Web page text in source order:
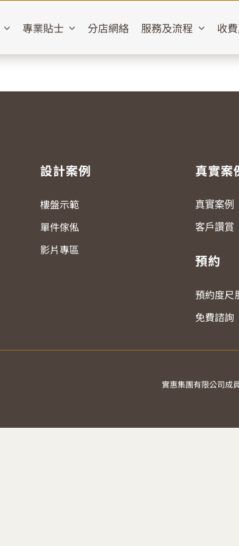
專業貼士 分店網絡 服務及流程 收
設計案例
樓盤示範
單件傢俬
影片專區
真實案
真實案例
客戶讚賞
預約
預約度尺
免費諮詢
實惠集團有限公司成